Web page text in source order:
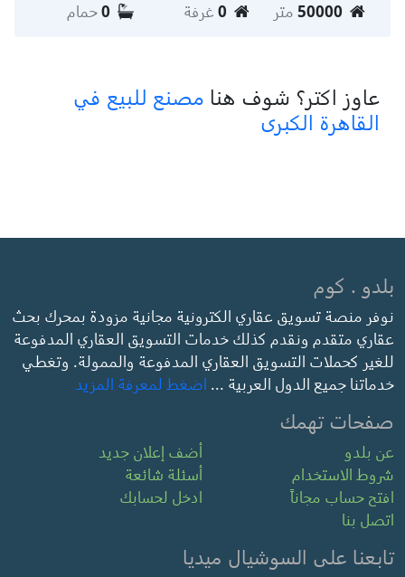
50000 متر 0 غرفة 0حمام
عاوز اكتر؟ شوف هنا مصنع للبيع في
القاهرة الكبرى
بلدو . كوم
نوفر منصة تسويق عقاري الكترونية مجانية مزودة بمحرك بحث
عقاري متقدم ونقدم كذلك خدمات التسويق العقاري المدفوعة
للغير كحملات التسويق العقاري المدفوعة والممولة. وتغطي
خدماتنا جميع الدول العربية ... اضغط لمعرفة المزيد
صفحات تهمك
عن بلدو
أضف إعلان جديد
شروط الاستخدام
أسئلة شائعة
افتح حساب مجاناً
ادخل لحسابك
اتصل بنا
تابعنا على السوشيال ميديا